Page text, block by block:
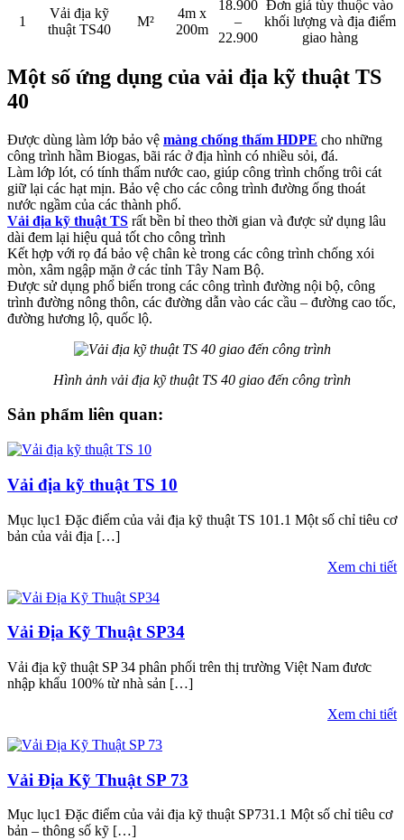
1
Vải địa kỹ
thuật TS40
M²
4m x
200m
18.900
–
22.900
Đơn giá tùy thuộc vào
khối lượng và địa điểm
giao hàng
Một số ứng dụng của vải địa kỹ thuật TS
40
Được dùng làm lớp bảo vệ màng chống thấm HDPE cho những
công trình hầm Biogas, bãi rác ở địa hình có nhiều sỏi, đá.
Làm lớp lót, có tính thấm nước cao, giúp công trình chống trôi cát
giữ lại các hạt mịn. Bảo vệ cho các công trình đường ống thoát
nước ngầm của các thành phố.
Vải địa kỹ thuật TS rất bền bỉ theo thời gian và được sử dụng lâu
dài đem lại hiệu quả tốt cho công trình
Kết hợp với rọ đá bảo vệ chân kè trong các công trình chống xói
mòn, xâm ngập mặn ở các tỉnh Tây Nam Bộ.
Được sử dụng phổ biến trong các công trình đường nội bộ, công
trình đường nông thôn, các đường dẫn vào các cầu – đường cao tốc,
đường hương lộ, quốc lộ.
Hình ảnh vải địa kỹ thuật TS 40 giao đến công trình
Sản phẩm liên quan:
Vải địa kỹ thuật TS 10
Mục lục1 Đặc điểm của vải địa kỹ thuật TS 101.1 Một số chỉ tiêu cơ
bản của vải địa […]
Xem chi tiết
Vải Địa Kỹ Thuật SP34
Vải địa kỹ thuật SP 34 phân phối trên thị trường Việt Nam đươc
nhập khẩu 100% từ nhà sản […]
Xem chi tiết
Vải Địa Kỹ Thuật SP 73
Mục lục1 Đặc điểm của vải địa kỹ thuật SP731.1 Một số chỉ tiêu cơ
bản – thông số kỹ […]